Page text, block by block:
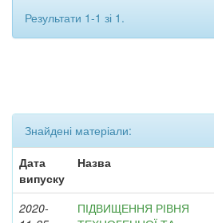
Результати 1-1 зі 1.
Знайдені матеріали:
Дата
випуску
Назва
2020-
ПІДВИЩЕННЯ РІВНЯ